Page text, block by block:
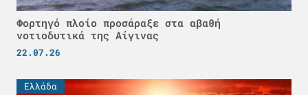
Φορτηγό πλοίο προσάραξε στα αβαθή
νοτιοδυτικά της Αίγινας
22.07.26
Ελλάδα